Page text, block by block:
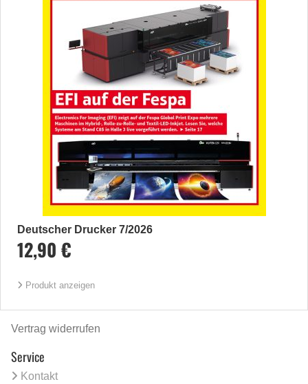
Deutscher Drucker 7/2026
12,90 €
Produkt anzeigen
Vertrag widerrufen
Service
Kontakt